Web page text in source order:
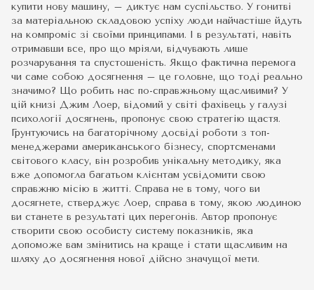
купити нову машину, – диктує нам суспільство. У гонитві
за матеріальною складовою успіху люди найчастіше йдуть
на компроміс зі своїми принципами. І в результаті, навіть
отримавши все, про що мріяли, відчувають лише
розчарування та спустошеність. Якщо фактична перемога
чи саме собою досягнення – це головне, що тоді реально
значимо? Що робить нас по-справжньому щасливими? У
цій книзі Джим Лоер, відомий у світі фахівець у галузі
психології досягнень, пропонує свою стратегію щастя.
Грунтуючись на багаторічному досвіді роботи з топ-
менеджерами американського бізнесу, спортсменами
світового класу, він розробив унікальну методику, яка
вже допомогла багатьом клієнтам усвідомити свою
справжню місію в житті. Справа не в тому, чого ви
досягнете, стверджує Лоер, справа в тому, якою людиною
ви станете в результаті цих перегонів. Автор пропонує
створити свою особисту систему показників, яка
допоможе вам змінитись на краще і стати щасливим на
шляху до досягнення нової дійсно значущої мети.